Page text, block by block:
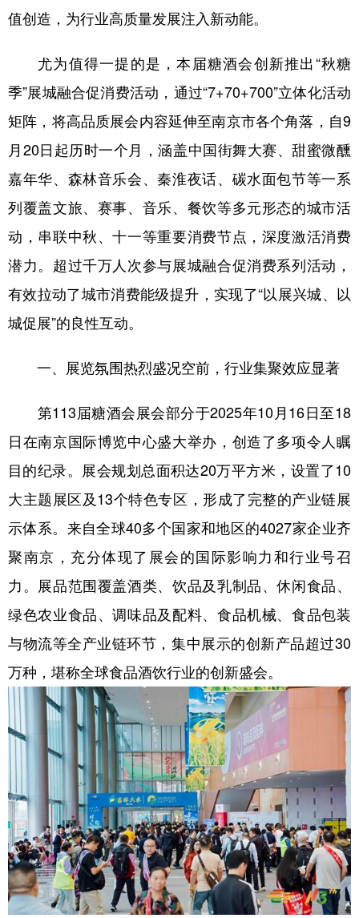
值创造，为行业高质量发展注入新动能。
尤为值得一提的是，本届糖酒会创新推出“秋糖
季”展城融合促消费活动，通过“7+70+700”立体化活动
矩阵，将高品质展会内容延伸至南京市各个角落，自9
月20日起历时一个月，涵盖中国街舞大赛、甜蜜微醺
嘉年华、森林音乐会、秦淮夜话、碳水面包节等一系
列覆盖文旅、赛事、音乐、餐饮等多元形态的城市活
动，串联中秋、十一等重要消费节点，深度激活消费
潜力。超过千万人次参与展城融合促消费系列活动，
有效拉动了城市消费能级提升，实现了“以展兴城、以
城促展”的良性互动。
一、展览氛围热烈盛况空前，行业集聚效应显著
第113届糖酒会展会部分于2025年10月16日至18
日在南京国际博览中心盛大举办，创造了多项令人瞩
目的纪录。展会规划总面积达20万平方米，设置了10
大主题展区及13个特色专区，形成了完整的产业链展
示体系。来自全球40多个国家和地区的4027家企业齐
聚南京，充分体现了展会的国际影响力和行业号召
力。展品范围覆盖酒类、饮品及乳制品、休闲食品、
绿色农业食品、调味品及配料、食品机械、食品包装
与物流等全产业链环节，集中展示的创新产品超过30
万种，堪称全球食品酒饮行业的创新盛会。